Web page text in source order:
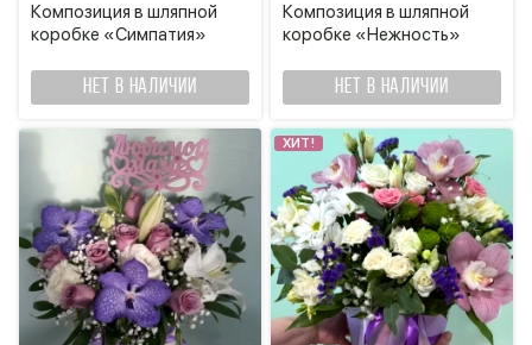
Композиция в шляпной
коробке «Симпатия»
НЕТ В НАЛИЧИИ
Композиция в шляпной
коробке «Нежность»
НЕТ В НАЛИЧИИ
ХИТ!